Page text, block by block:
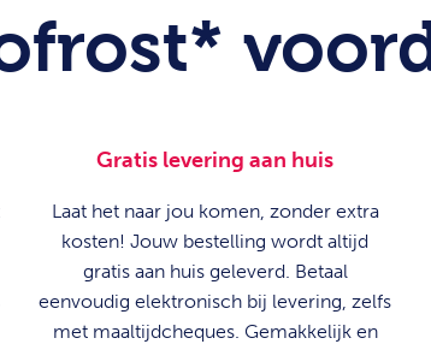
Gratis levering aan huis
Laat het naar jou komen, zonder extra
kosten! Jouw bestelling wordt altijd
gratis aan huis geleverd. Betaal
eenvoudig elektronisch bij levering, zelfs
met maaltijdcheques. Gemakkelijk en